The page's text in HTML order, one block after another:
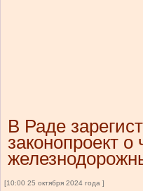
В Раде
законопроект
[10:00 25 октября 2024 года ]